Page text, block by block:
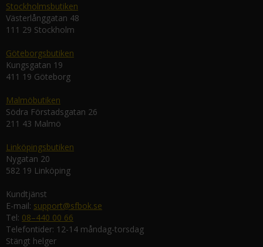
Stockholmsbutiken
Västerlånggatan 48
111 29 Stockholm
Göteborgsbutiken
Kungsgatan 19
411 19 Göteborg
Malmöbutiken
Södra Förstadsgatan 26
211 43 Malmö
Linköpingsbutiken
Nygatan 20
582 19 Linköping
Kundtjänst
E-mail: support@sfbok.se
Tel: 08–440 00 66
Telefontider: 12-14 måndag-torsdag
Stängt helger